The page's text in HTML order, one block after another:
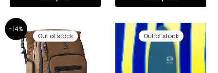
-14%
Out of stock
Out of stock